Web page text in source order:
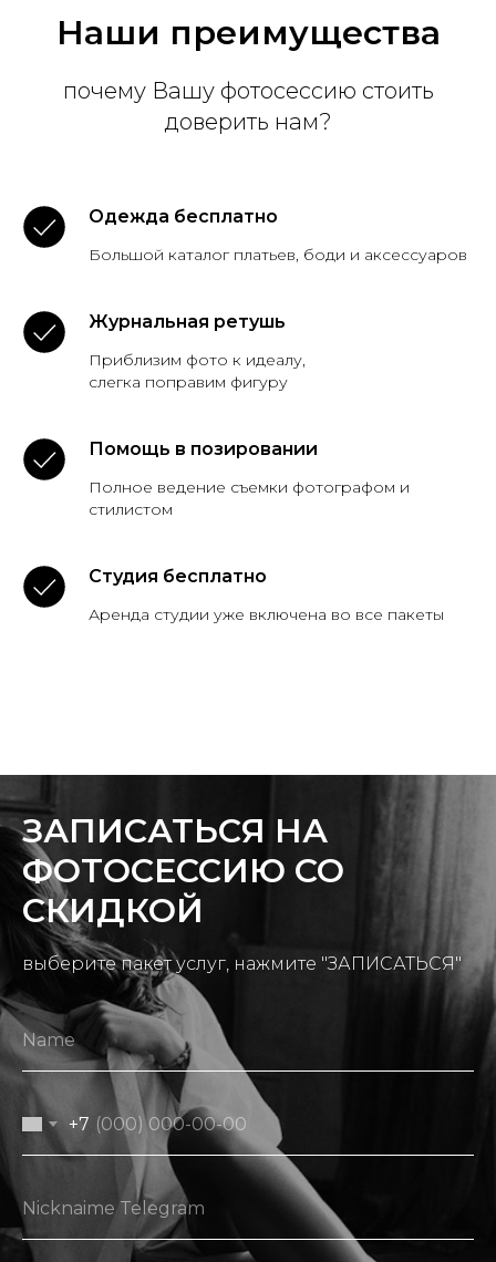
Наши преимущества
почему Вашу фотосессию стоить
доверить нам?
Одежда бесплатно
Большой каталог платьев, боди и аксессуаров
Журнальная ретушь
Приблизим фото к идеалу,
слегка поправим фигуру
Помощь в позировании
Полное ведение съемки фотографом и
стилистом
Студия бесплатно
Аренда студии уже включена во все пакеты
ЗАПИСАТЬСЯ НА
ФОТОСЕССИЮ СО
СКИДКОЙ
выберите пакет услуг, нажмите "ЗАПИСАТЬСЯ"
Name
+7
Nicknaime Telegram